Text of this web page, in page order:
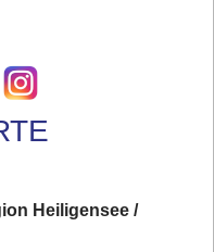
Heiligensee /